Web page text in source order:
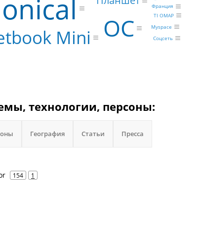
ОС
Mini Соцсеть
Myspace
TI OMAP
Франция
технологии, персоны:
География Статьи Пресса
154 1